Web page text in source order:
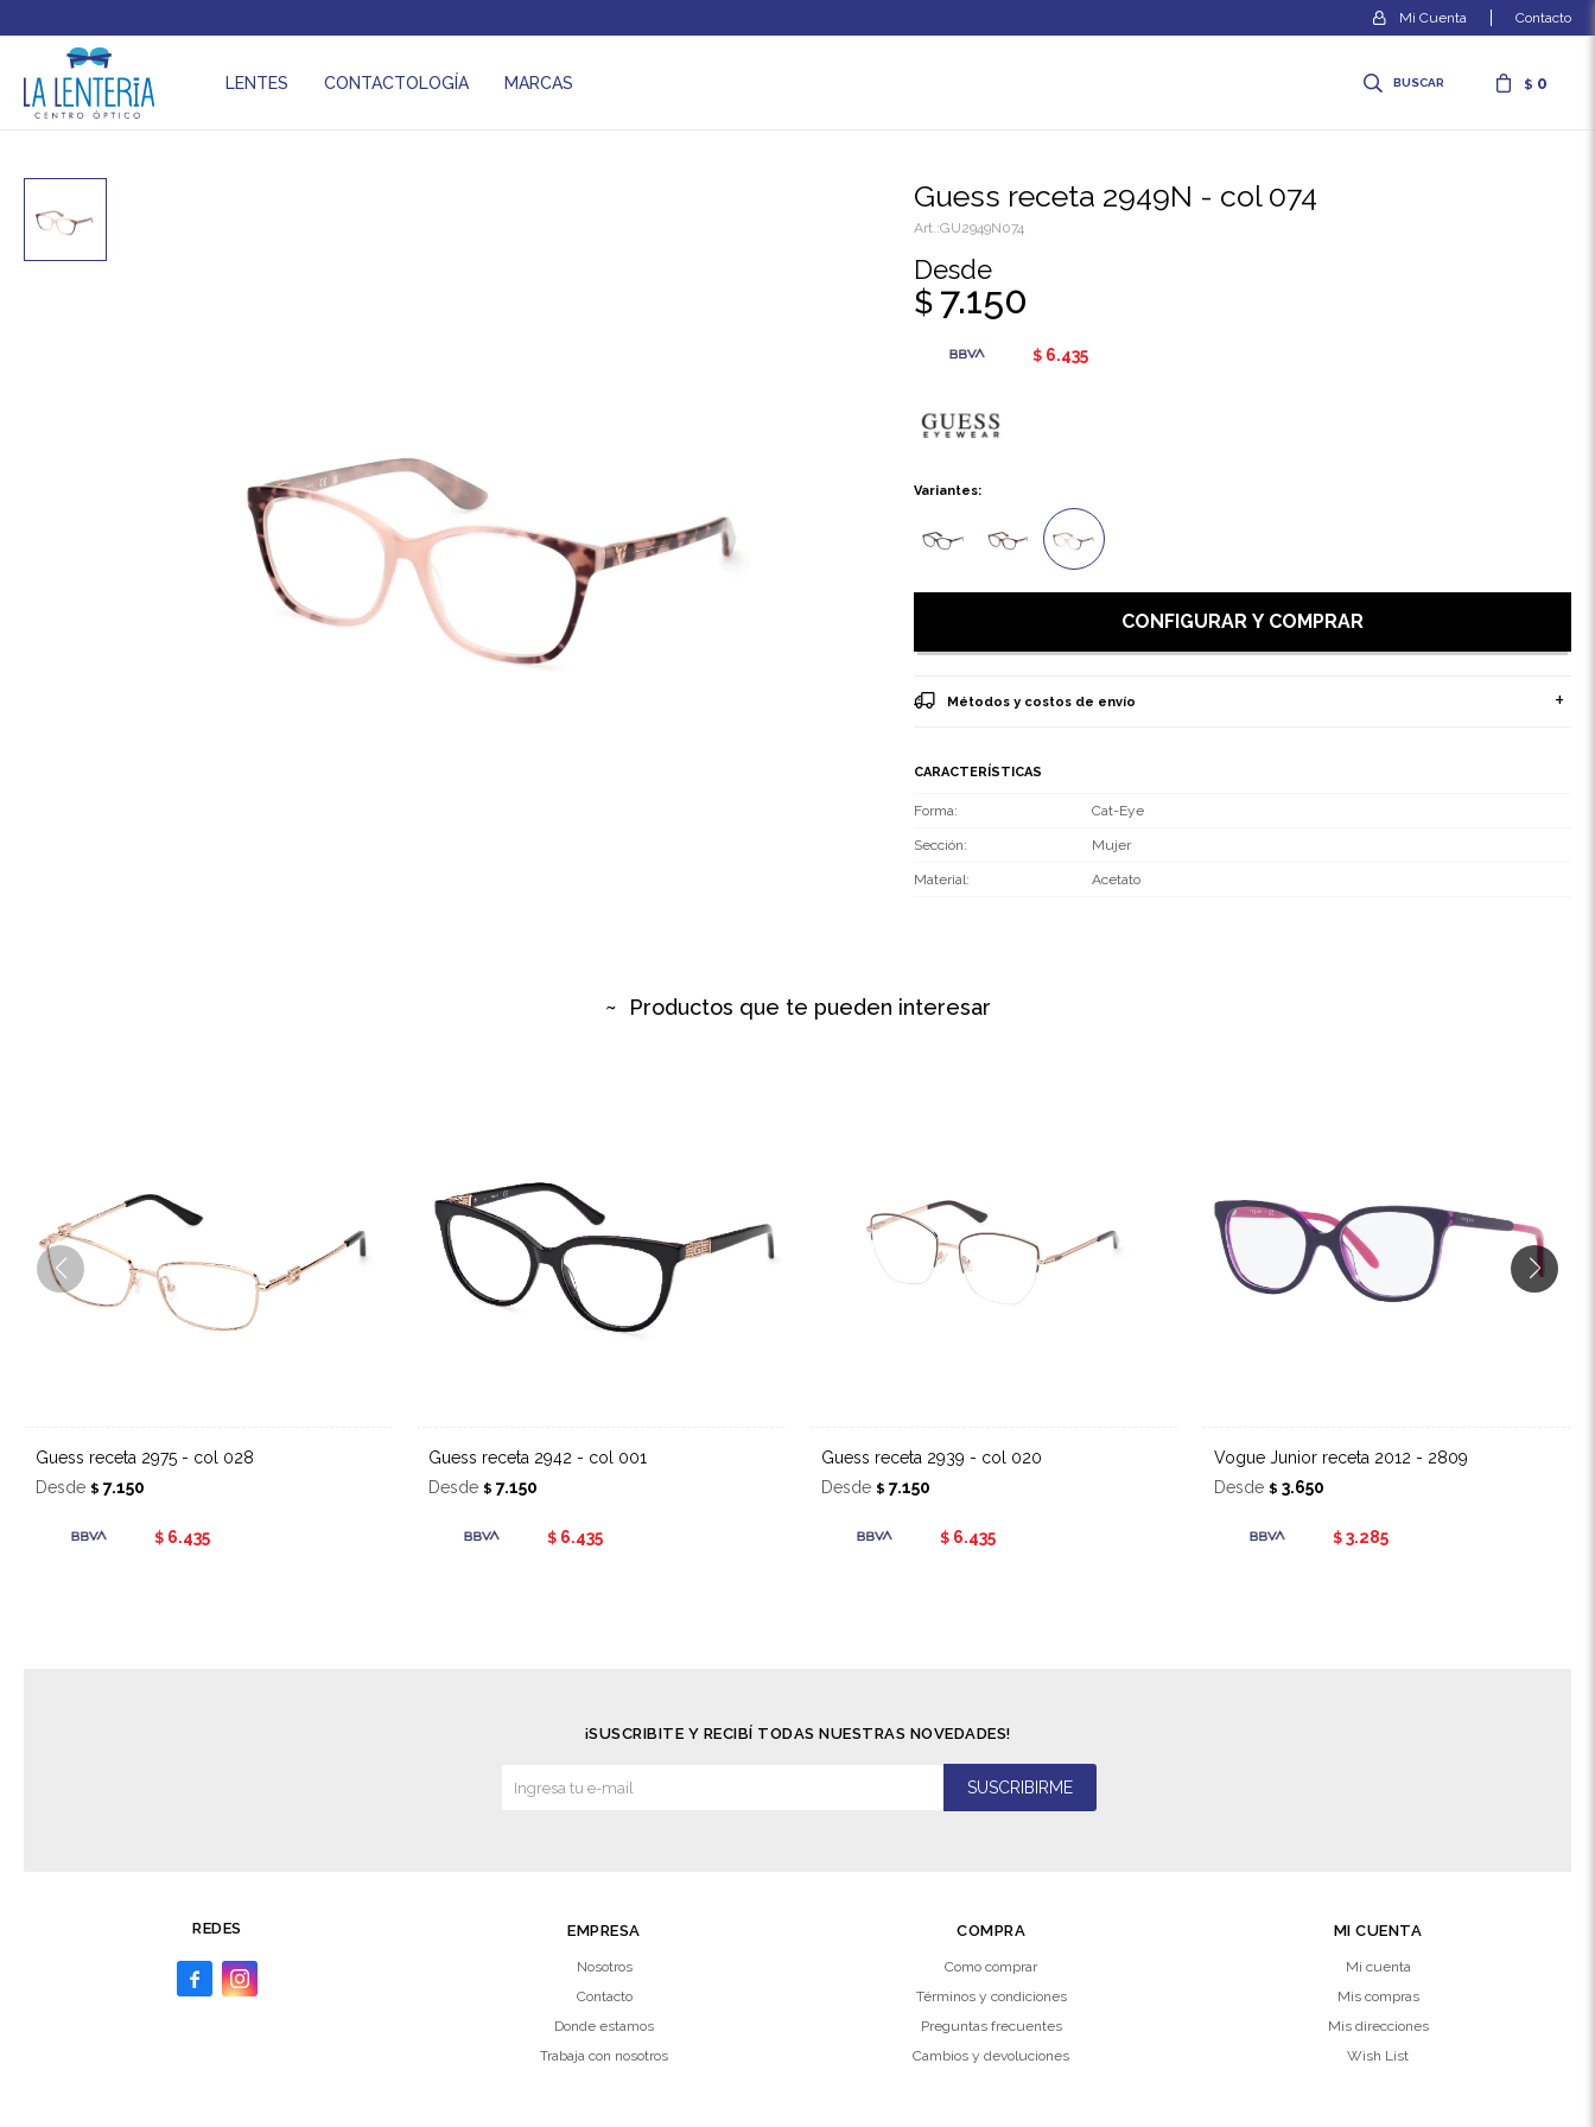
LENTES CONTACTOLOGÍA MARCAS $ 0
Contacto
Guess receta 2949N - col 074
GU2949N074
Desde
$ 7.150
$ 6.435
Variantes:
CONFIGURAR Y COMPRAR
Métodos y costos de envío
CARACTERÍSTICAS
Forma Cat-Eye
Sección Mujer
Material Acetato
Productos que te pueden interesar
Guess receta 2975 - col 028
Desde $ 7.150
$ 6.435
Guess receta 2942 - col 001
Desde $ 7.150
$ 6.435
Guess receta 2939 - col 020
Desde $ 7.150
$ 6.435
Vogue Junior receta 2012 - 2809
Desde $ 3.650
$ 3.285
REDES
 
EMPRESA
Nosotros
Contacto
Donde estamos
Trabaja con nosotros
COMPRA
Como comprar
Términos y condiciones
Preguntas frecuentes
Cambios y devoluciones
MI CUENTA
Mi cuenta
Mis compras
Mis direcciones
Wish List
¡SUSCRIBITE Y RECIBÍ TODAS NUESTRAS NOVEDADES!
SUSCRIBIRME